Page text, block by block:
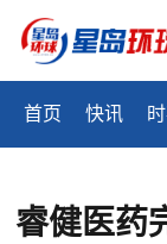
首页 快讯
睿健医药